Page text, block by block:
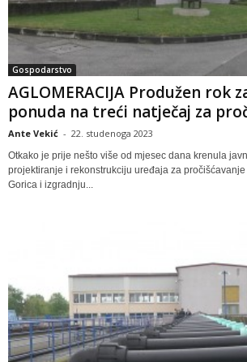
Gospodarstvo
AGLOMERACIJA Produžen rok
ponuda na treći natječaj za
Ante Vekić - 22. studenoga 2023
Otkako je prije nešto više od mjesec dana krenula
projektiranje i rekonstrukciju uređaja za
Gorica i izgradnju...